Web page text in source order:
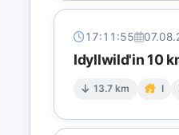
17:11:55
Idyllwild'in 10
13.7 km I